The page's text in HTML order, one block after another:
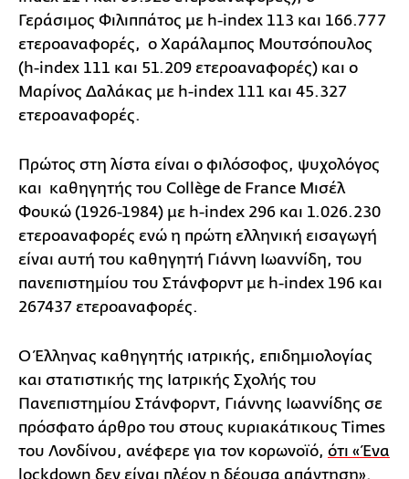
Γεράσιμος Φιλιππάτος με h-index 113 και 166.777
ετεροαναφορές, ο Χαράλαμπος Μουτσόπουλος
(h-index 111 και 51.209 ετεροαναφορές) και ο
Μαρίνος Δαλάκας με h-index 111 και 45.327
ετεροαναφορές.
Πρώτος στη λίστα είναι ο φιλόσοφος, ψυχολόγος
και καθηγητής του Collège de France Μισέλ
Φουκώ (1926-1984) με h-index 296 και 1.026.230
ετεροαναφορές ενώ η πρώτη ελληνική εισαγωγή
είναι αυτή του καθηγητή Γιάννη Ιωαννίδη, του
πανεπιστημίου του Στάνφορντ με h-index 196 και
267437 ετεροαναφορές.
Ο Έλληνας καθηγητής ιατρικής, επιδημιολογίας
και στατιστικής της Ιατρικής Σχολής του
Πανεπιστημίου Στάνφορντ, Γιάννης Ιωαννίδης σε
πρόσφατο άρθρο του στους κυριακάτικους Times
του Λονδίνου, ανέφερε για τον κορωνοϊό, ότι «Ένα
lockdown δεν είναι πλέον η δέουσα απάντηση».